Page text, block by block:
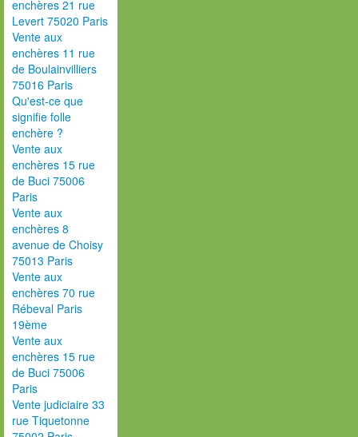
enchères 21 rue
Levert 75020 Paris
Vente aux
enchères 11 rue
de Boulainvilliers
75016 Paris
Qu'est-ce que
signifie folle
enchère ?
Vente aux
enchères 15 rue
de Buci 75006
Paris
Vente aux
enchères 8
avenue de Choisy
75013 Paris
Vente aux
enchères 70 rue
Rébeval Paris
19ème
Vente aux
enchères 15 rue
de Buci 75006
Paris
Vente judiciaire 33
rue Tiquetonne